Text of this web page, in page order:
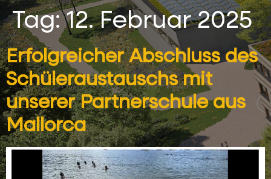
Tag:12. Februar 2025
Erfolgreicher Abschluss des
Schüleraustauschs mit
unserer Partnerschule aus
Mallorca